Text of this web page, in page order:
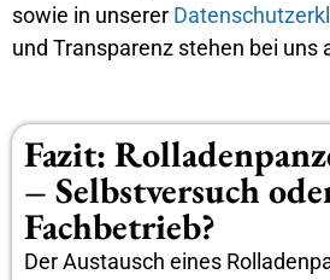
sowie in unserer
und Transparenz stehen bei uns
Fazit:
– Selbstversuch
Fachbetrieb?
Der Austausch eines